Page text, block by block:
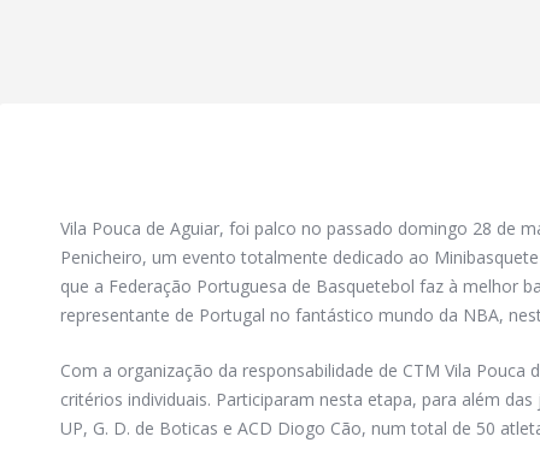
Vila Pouca de Aguiar, foi palco no passado domingo 28 de
Penicheiro, um evento totalmente dedicado ao
que a Federação Portuguesa de Basquetebol faz à melhor
representante de Portugal no fantástico mundo da NBA,
Com a organização da responsabilidade de CTM Vila
critérios individuais. Participaram nesta etapa, para além
UP, G. D. de Boticas e ACD Diogo Cão, num total de 50